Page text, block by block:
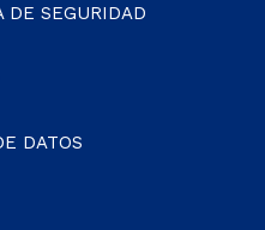
DE SEGURIDAD
DATOS